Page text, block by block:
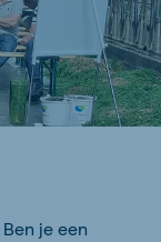
je een